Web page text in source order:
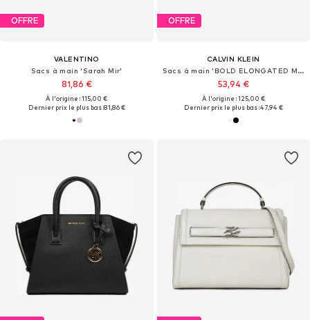
OFFRE
VALENTINO
Sacs à main 'Sarah Mir'
81,86 €
À l'origine : 115,00 €
Dernier prix le plus bas :81,86 €
OFFRE
CALVIN KLEIN
Sacs à main 'BOLD ELONGATED MINI'
53,94 €
À l'origine : 125,00 €
Dernier prix le plus bas :47,94 €